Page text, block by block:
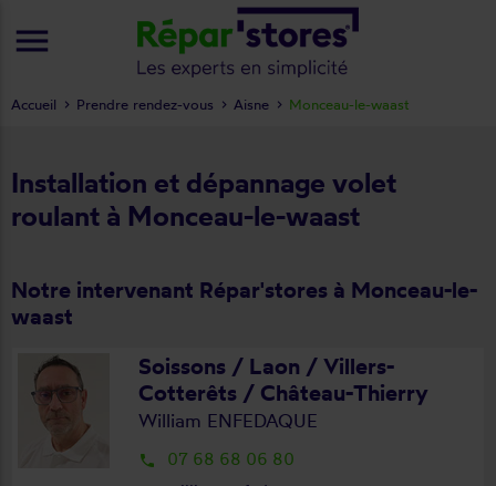
Installation et dépannage volet
roulant à Monceau-le-waast
Notre intervenant Répar'stores à Monceau-le-
waast
Soissons / Laon / Villers-
Cotterêts / Château-Thierry
William ENFEDAQUE
local_phone 07 68 68 06 80
Accueil Prendre rendez-vous Aisne Monceau-le-waast
menu